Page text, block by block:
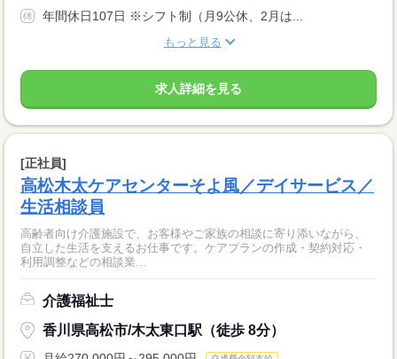
年間休日107日 ※シフト制（月9公休、2月は...
もっと見る
求人詳細を見る
[正社員]
高松木太ケアセンターそよ風／デイサービス／
生活相談員
高齢者向け介護施設で、お客様やご家族の相談に寄り添いながら、
自立した生活を支えるお仕事です。ケアプランの作成・契約対応・
利用調整などの相談業...
介護福祉士
香川県高松市/木太東口駅（徒歩 8分）